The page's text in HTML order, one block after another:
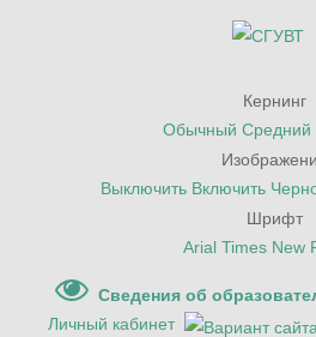
Кернинг
Обычный Средний
Выключить Включить
Шрифт
Arial Times New
Сведения об
Личный кабинет